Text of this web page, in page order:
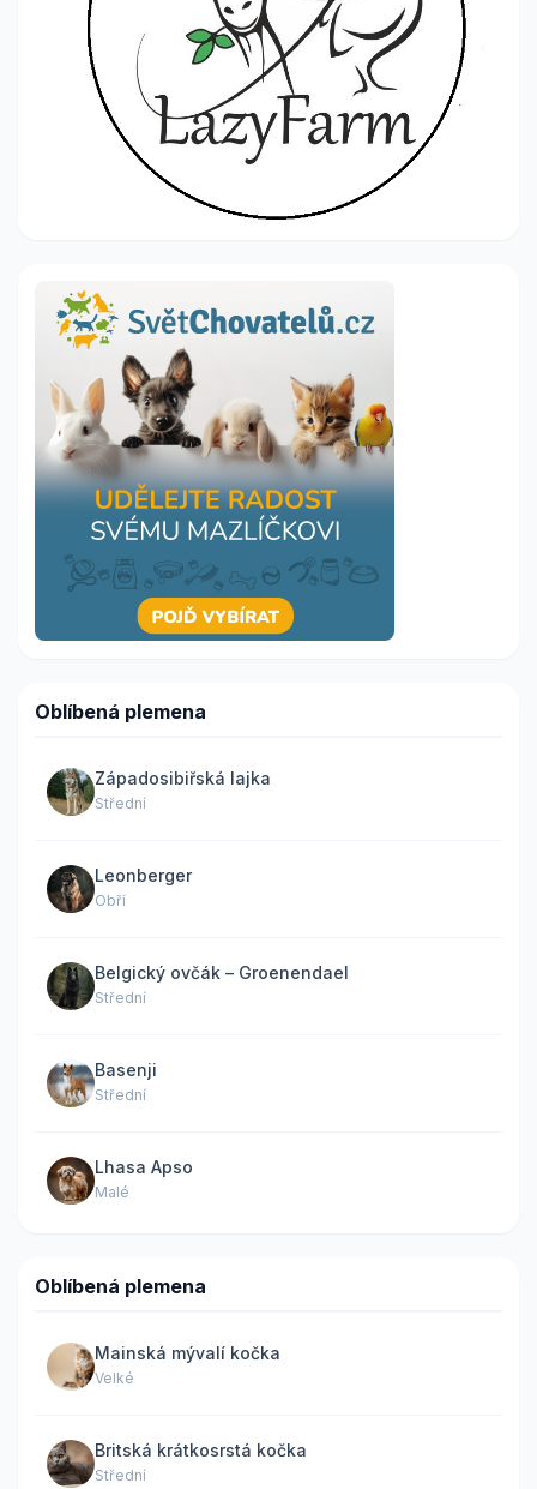
Oblíbená plemena
Západosibiřská lajka
Střední
Leonberger
Obří
Belgický ovčák – Groenendael
Střední
Basenji
Střední
Lhasa Apso
Malé
Oblíbená plemena
Mainská mývalí kočka
Velké
Britská krátkosrstá kočka
Střední